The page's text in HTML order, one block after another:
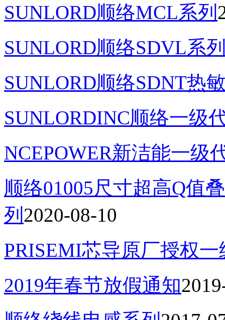
SUNLORD顺络MCL系列
SUNLORD顺络SDVL系
SUNLORD顺络SDNT热
SUNLORDINC顺络一级
NCEPOWER新洁能一级
顺络01005尺寸超高Q值
列 2020-08-10
PRISEMI芯导原厂授权
2019年春节放假通知